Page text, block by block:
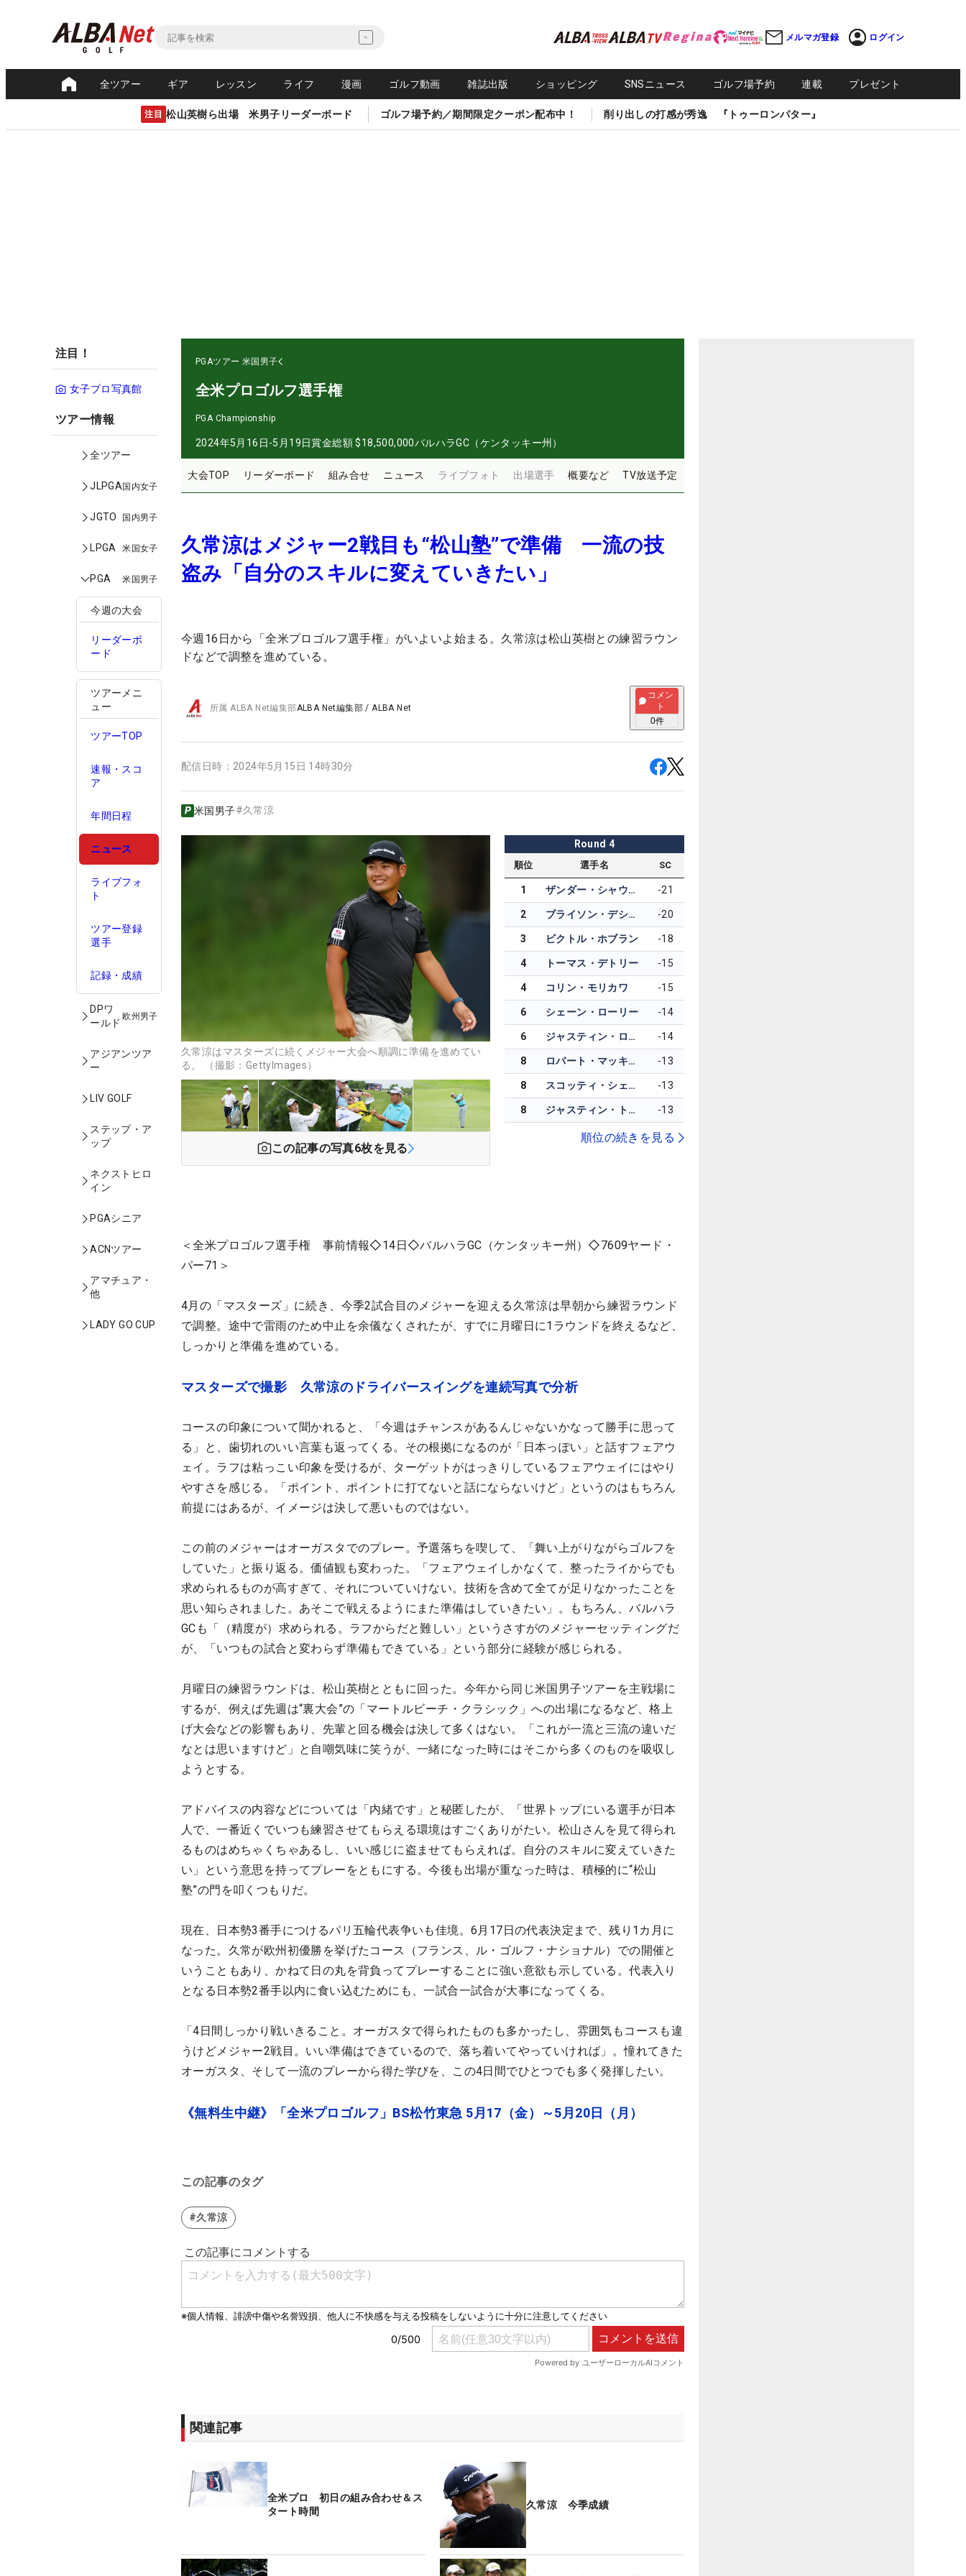
メルマガ登録 ログイン
全ツアー ギア レッスン ライフ 漫画 ゴルフ動画 雑誌出版 ショッピング SNSニュース ゴルフ場予約 連載 プレゼント
注目 松山英樹ら出場 米男子リーダーボード ゴルフ場予約／期間限定クーポン配布中！ 削り出しの打感が秀逸 『トゥーロンパター』
注目！
女子プロ写真館
ツアー情報
全ツアー
JLPGA国内女子
JGTO 国内男子
LPGA 米国女子
PGA 米国男子
今週の大会
リーダーボ
ード
ツアーメニ
ュー
ツアーTOP
速報・スコ
ア
年間日程
ニュース
ライブフォ
ト
ツアー登録
選手
記録・成績
DPワ
ールド
欧州男子
アジアンツア
ー
LIV GOLF
ステップ・ア
ップ
ネクストヒロ
イン
PGAシニア
ACNツアー
アマチュア・
他
LADY GO CUP
PGAツアー 米国男子
全米プロゴルフ選手権
PGA Championship
2024年5月16日-5月19日賞金総額 $18,500,000バルハラGC（ケンタッキー州）
大会TOP リーダーボード 組み合せ ニュース ライブフォト 出場選手 概要など TV放送予定
久常涼はメジャー2戦目も“松山塾”で準備 一流の技
盗み「自分のスキルに変えていきたい」
今週16日から「全米プロゴルフ選手権」がいよいよ始まる。久常涼は松山英樹との練習ラウン
ドなどで調整を進めている。
所属ALBA Net編集部ALBA Net編集部 /ALBA Net
コメン
ト
0件
配信日時： 2024年5月15日 14時30分
米国男子#久常涼
久常涼はマスターズに続くメジャー大会へ順調に準備を進めてい
る。 （撮影：GettyImages）
この記事の写真6枚を見る
Round 4
順位 選手名 SC
1 ザンダー・シャウフェレ -21
2 ブライソン・デシャンボー -20
3 ビクトル・ホブラン -18
4 トーマス・デトリー -15
4 コリン・モリカワ -15
6 シェーン・ローリー -14
6 ジャスティン・ローズ -14
8 ロバート・マッキンタイア -13
8 スコッティ・シェフラー -13
8 ジャスティン・トーマス -13
順位の続きを見る
＜全米プロゴルフ選手権 事前情報◇14日◇バルハラGC（ケンタッキー州）◇7609ヤード・
パー71＞
4月の「マスターズ」に続き、今季2試合目のメジャーを迎える久常涼は早朝から練習ラウンド
で調整。途中で雷雨のため中止を余儀なくされたが、すでに月曜日に1ラウンドを終えるなど、
しっかりと準備を進めている。
マスターズで撮影 久常涼のドライバースイングを連続写真で分析
コースの印象について聞かれると、「今週はチャンスがあるんじゃないかなって勝手に思って
る」と、歯切れのいい言葉も返ってくる。その根拠になるのが「日本っぽい」と話すフェアウ
ェイ。ラフは粘っこい印象を受けるが、ターゲットがはっきりしているフェアウェイにはやり
やすさを感じる。「ポイント、ポイントに打てないと話にならないけど」というのはもちろん
前提にはあるが、イメージは決して悪いものではない。
この前のメジャーはオーガスタでのプレー。予選落ちを喫して、「舞い上がりながらゴルフを
していた」と振り返る。価値観も変わった。「フェアウェイしかなくて、整ったライからでも
求められるものが高すぎて、それについていけない。技術を含めて全てが足りなかったことを
思い知らされました。あそこで戦えるようにまた準備はしていきたい」。もちろん、バルハラ
GCも「（精度が）求められる。ラフからだと難しい」というさすがのメジャーセッティングだ
が、「いつもの試合と変わらず準備もできている」という部分に経験が感じられる。
月曜日の練習ラウンドは、松山英樹とともに回った。今年から同じ米国男子ツアーを主戦場に
するが、例えば先週は“裏大会”の「マートルビーチ・クラシック」への出場になるなど、格上
げ大会などの影響もあり、先輩と回る機会は決して多くはない。「これが一流と三流の違いだ
なとは思いますけど」と自嘲気味に笑うが、一緒になった時にはそこから多くのものを吸収し
ようとする。
アドバイスの内容などについては「内緒です」と秘匿したが、「世界トップにいる選手が日本
人で、一番近くでいつも練習させてもらえる環境はすごくありがたい。松山さんを見て得られ
るものはめちゃくちゃあるし、いい感じに盗ませてもらえれば。自分のスキルに変えていきた
い」という意思を持ってプレーをともにする。今後も出場が重なった時は、積極的に“松山
塾”の門を叩くつもりだ。
現在、日本勢3番手につけるパリ五輪代表争いも佳境。6月17日の代表決定まで、残り1カ月に
なった。久常が欧州初優勝を挙げたコース（フランス、ル・ゴルフ・ナショナル）での開催と
いうこともあり、かねて日の丸を背負ってプレーすることに強い意欲も示している。代表入り
となる日本勢2番手以内に食い込むためにも、一試合一試合が大事になってくる。
「4日間しっかり戦いきること。オーガスタで得られたものも多かったし、雰囲気もコースも違
うけどメジャー2戦目。いい準備はできているので、落ち着いてやっていければ」。憧れてきた
オーガスタ、そして一流のプレーから得た学びを、この4日間でひとつでも多く発揮したい。
《無料生中継》「全米プロゴルフ」BS松竹東急 5月17（金）～5月20日（月）
この記事のタグ
#久常涼
関連記事
全米プロ 初日の組み合わせ＆ス
タート時間
久常涼 今季成績